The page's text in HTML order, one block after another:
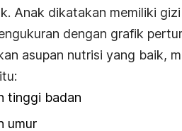
Anak dikatakan memiliki
dengan grafik
asupan nutrisi yang baik,
tinggi badan
umur